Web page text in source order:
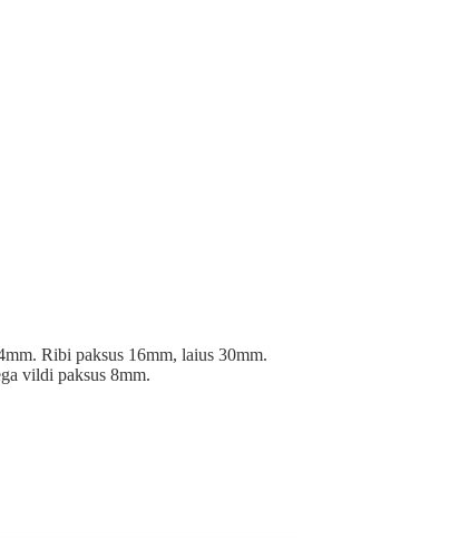
Ribi paksus 16mm, laius 30mm.
vildi paksus 8mm.